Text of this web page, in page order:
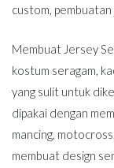
custom,
Membuat Jersey
kostum seragam,
yang sulit untuk
dipakai dengan
mancing,
membuat design